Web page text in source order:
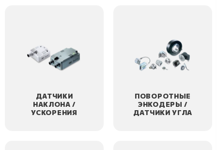
ДАТЧИКИ
НАКЛОНА /
УСКОРЕНИЯ
ПОВОРОТНЫЕ
ЭНКОДЕРЫ /
ДАТЧИКИ УГЛА